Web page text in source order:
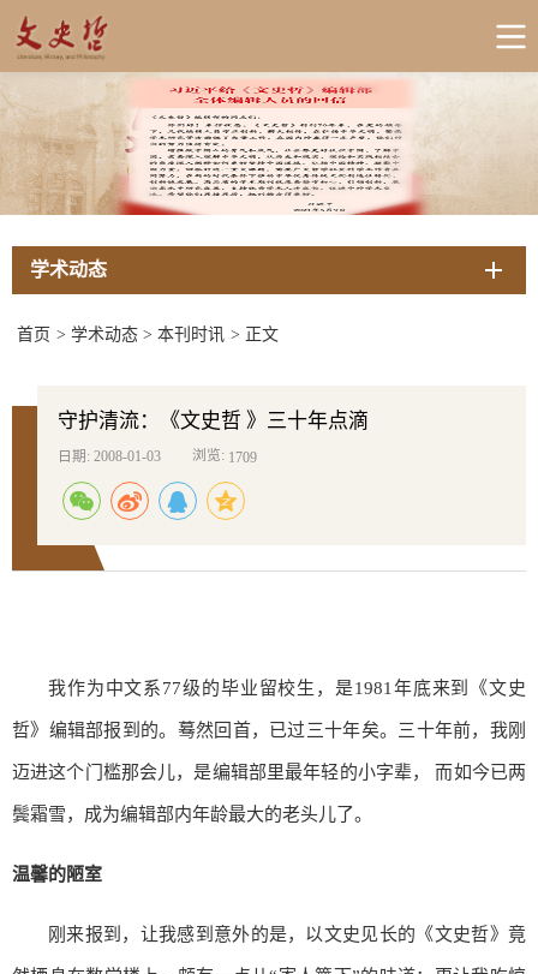
学术动态
首页 > 学术动态 > 本刊时讯 > 正文
守护清流：《文史哲 》三十年点滴
日期: 2008-01-03 浏览: 1709
我作为中文系77级的毕业留校生，是1981年底来到《文史
哲》编辑部报到的。蓦然回首，已过三十年矣。三十年前，我刚
迈进这个门槛那会儿，是编辑部里最年轻的小字辈， 而如今已两
鬓霜雪，成为编辑部内年龄最大的老头儿了。
温馨的陋室
刚来报到，让我感到意外的是，以文史见长的《文史哲》竟